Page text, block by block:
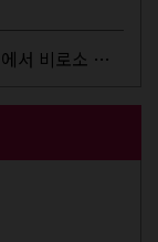
전세사기 뒤의 사람 - 창문 있는 전셋집에서 비로소 겨울 이불을 샀다